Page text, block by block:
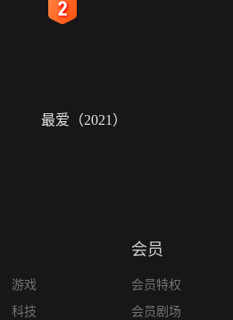
最爱（2021）
游戏
科技
会员
会员特权
会员剧场